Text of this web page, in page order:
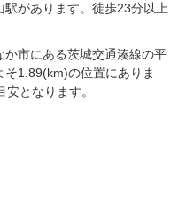
があります。徒歩23分以上
か市にある茨城交通湊線の平
1.89(km)の位置にありま
となります。